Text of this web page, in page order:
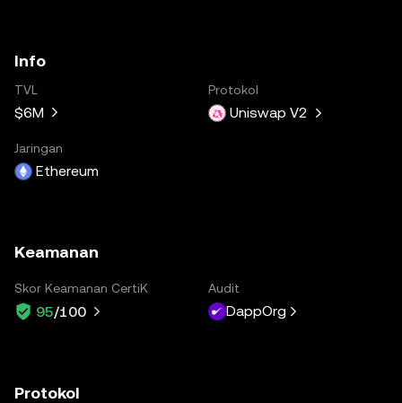
Info
TVL
$6M
Protokol
Uniswap V2
Jaringan
Ethereum
Keamanan
Skor Keamanan CertiK
95/100
Audit
DappOrg
Protokol